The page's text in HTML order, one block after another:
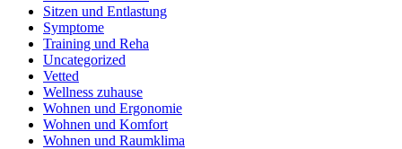
Sitzen und Entlastung
Symptome
Training und Reha
Uncategorized
Vetted
Wellness zuhause
Wohnen und Ergonomie
Wohnen und Komfort
Wohnen und Raumklima